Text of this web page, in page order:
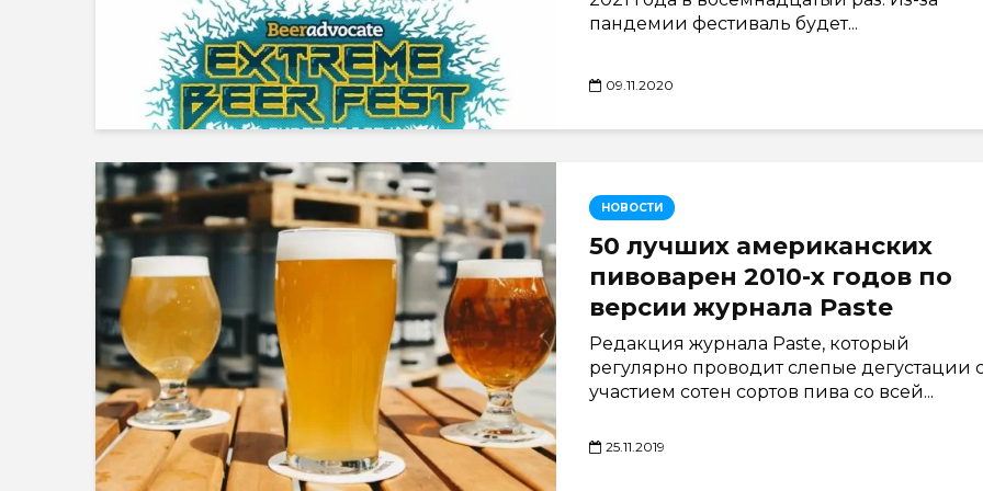
пандемии фестиваль будет...
09.11.2020
НОВОСТИ
50 лучших американских
пивоварен 2010-х годов по
версии журнала Paste
Редакция журнала Paste, который
регулярно проводит слепые дегустации
участием сотен сортов пива со всей...
25.11.2019